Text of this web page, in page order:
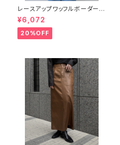
レースアップワッフルボーダー半
袖トップス
¥6,072
20%OFF